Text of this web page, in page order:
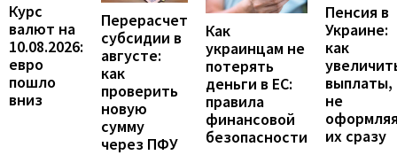
Курс
валют на
10.08.2026:
евро
пошло
вниз
Перерасчет
субсидии в
августе:
как
проверить
новую
сумму
через ПФУ
Как
украинцам не
потерять
деньги в ЕС:
правила
финансовой
безопасности
Пенсия в
Украине:
как
выплаты,
не
их сразу